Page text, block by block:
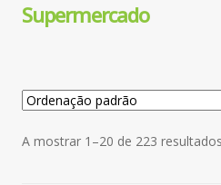
A mostrar 1–20 de 223 resultados
Supermercado